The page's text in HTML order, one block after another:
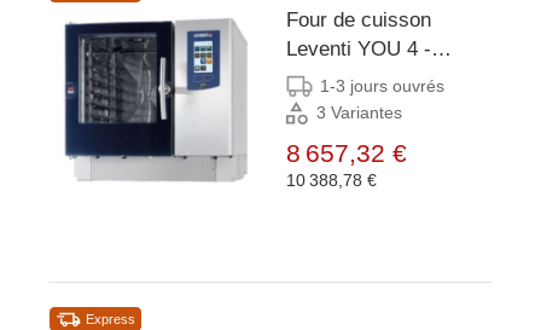
Four de cuisson
Leventi YOU 4 -
9kW/400V - 4x/5x/7x
ET 60x40 -
1-3 jours ouvrés
3 Variantes
8 657,32 €
10 388,78 €
Express